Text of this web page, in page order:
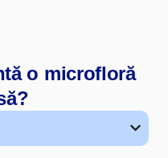
o microfloră